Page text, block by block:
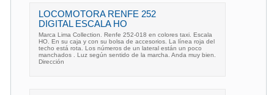
LOCOMOTORA RENFE 252
DIGITAL ESCALA HO
Marca Lima Collection. Renfe 252-018 en colores taxi. Escala
HO. En su caja y con su bolsa de accesorios. La línea roja del
techo está rota. Los números de un lateral están un poco
manchados . Luz según sentido de la marcha. Anda muy bien.
Dirección